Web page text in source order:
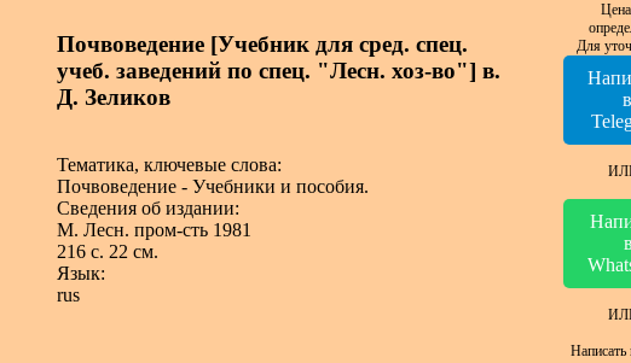
Почвоведение [Учебник для сред. спец.
учеб. заведений по спец. "Лесн. хоз-во"] в.
Д. Зеликов
Тематика, ключевые слова:
Почвоведение - Учебники и пособия.
Сведения об издании:
М. Лесн. пром-сть 1981
216 с. 22 см.
Язык:
rus
Для
в
в
Написать